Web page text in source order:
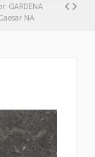
GARDENA
NA